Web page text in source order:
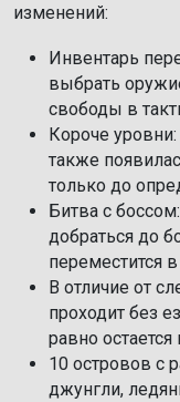
изменений:
Инвентарь
выбрать
свободы в
Короче
также
только до
Битва с
добраться до
переместится
В отличие от
проходит без
равно остается
10 островов с
джунгли,